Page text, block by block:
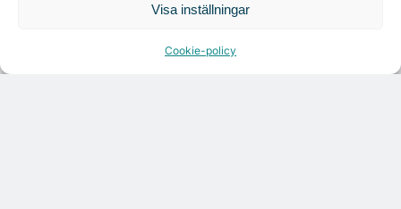
Visa inställningar
Cookie-policy